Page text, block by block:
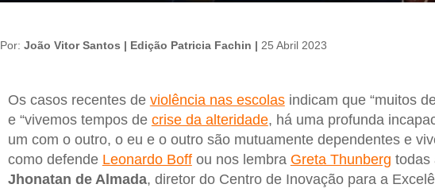
Por: João Vitor Santos | Edição Patricia Fachin | 25 Abril 2023
Os casos recentes de violência nas escolasindicam que “muitos
e “vivemos tempos de crise da alteridade, há uma profunda
um com o outro, o eu e o outro são mutuamente dependentes e
como defende Leonardo Boffou nos lembra Greta Thunberg todas
Jhonatan de Almada, diretor do Centro de Inovação para a